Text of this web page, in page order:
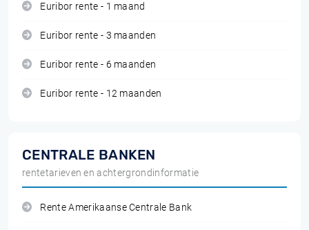
Euribor rente - 1 maand
Euribor rente - 3 maanden
Euribor rente - 6 maanden
Euribor rente - 12 maanden
CENTRALE BANKEN
rentetarieven en achtergrondinformatie
Rente Amerikaanse Centrale Bank